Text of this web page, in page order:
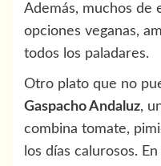
Además, muchos de
opciones veganas,
todos los paladares.
Otro plato que no
Gaspacho Andaluz,
combina tomate,
los días calurosos.